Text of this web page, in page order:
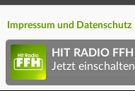
Impressum und Datenschutz
HIT RADIO FFH
Jetzt einschalten